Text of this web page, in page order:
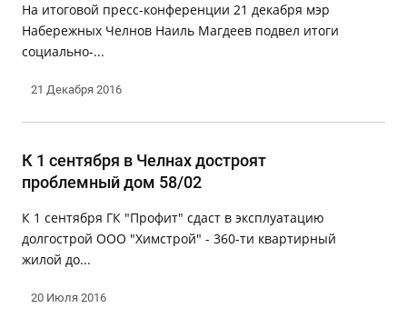
На итоговой пресс-конференции 21 декабря мэр
Набережных Челнов Наиль Магдеев подвел итоги
социально-...
21 Декабря 2016
К 1 сентября в Челнах достроят
проблемный дом 58/02
К 1 сентября ГК "Профит" сдаст в эксплуатацию
долгострой ООО "Химстрой" - 360-ти квартирный
жилой до...
20 Июля 2016